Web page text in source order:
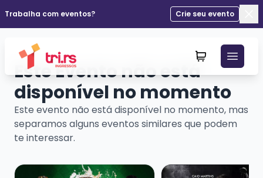
Trabalha com eventos?
Crie seu evento
Este Evento não está
disponível no momento
Este evento não está disponível no momento, mas
separamos alguns eventos similares que podem
te interessar.
Veja mais sobre IRINEU NICOLETTIVeja mais sobre CAIO